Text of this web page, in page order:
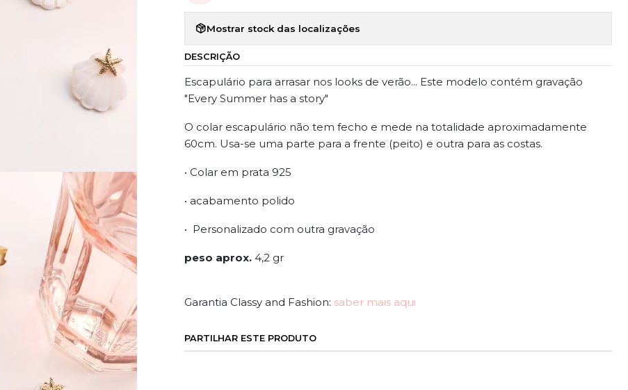
Mostrar stock das localizações
DESCRIÇÃO
Escapulário para arrasar nos looks de verão... Este modelo contém gravação
"Every Summer has a story"
O colar escapulário não tem fecho e mede na totalidade aproximadamente
60cm. Usa-se uma parte para a frente (peito) e outra para as costas.
• Colar em prata 925
• acabamento polido
• Personalizado com outra gravação
peso aprox.4,2 gr
Garantia Classy and Fashion: saber mais aqui
PARTILHAR ESTE PRODUTO